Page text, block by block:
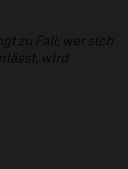
zu Fall; wer sich
wird